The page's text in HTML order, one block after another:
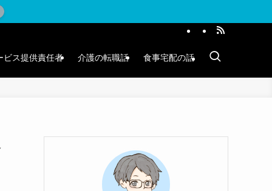
ビス提供責任者 介護の転職話 食事宅配の話